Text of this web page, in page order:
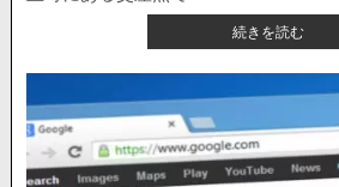
様
さ
れ
る
続きを読む【国
内
ニ
ュ
大